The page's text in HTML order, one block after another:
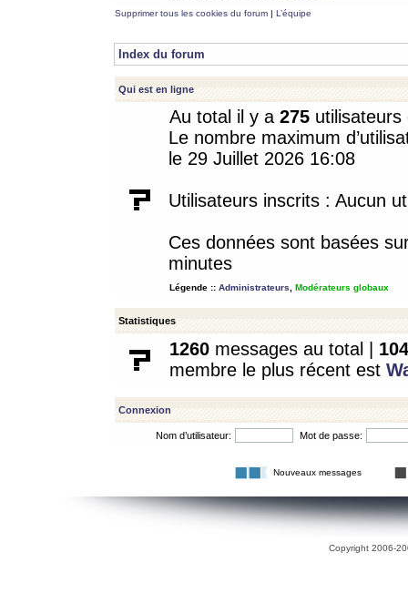
Supprimer tous les cookies du forum | L’équipe
Index du forum
Qui est en ligne
Au total il y a 275
Le nombre maximum
le 29 Juillet 2026 16:08
Utilisateurs inscrits : Aucun
Ces données sont basées
minutes
Légende :: Administrateurs Modérateurs globaux
Statistiques
1260 messages au total | 104
membre le plus récent est
Connexion
Nom d’utilisateur: Mot de passe:
Nouveaux messages
Copyright 2006-